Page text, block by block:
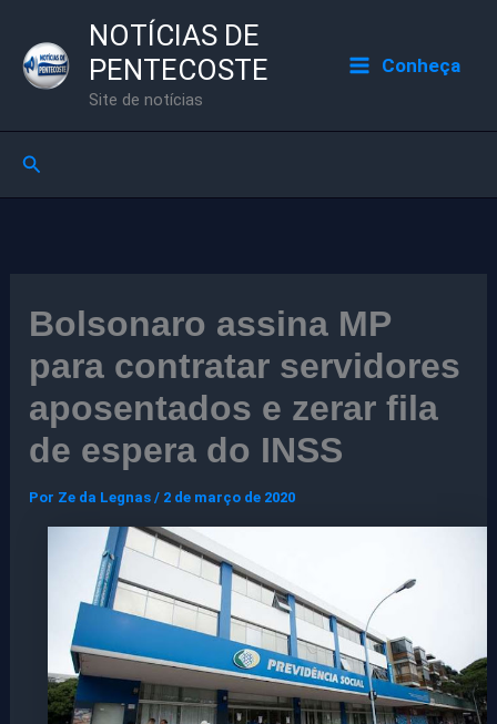
para
NOTÍCIAS DE
PENTECOSTE
Site de notícias
Conheça
Pesquisar
Bolsonaro assina MP
para contratar servidores
aposentados e zerar fila
de espera do INSS
Por Ze da Legnas/ 2 de março de 2020